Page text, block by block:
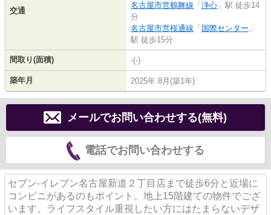
交通
名古屋市営鶴舞線 「 浄心 」駅 徒歩14
分
名古屋市営桜通線 「 国際センター 」
駅 徒歩15分
間取り(面積) -(-)
築年月 2025年 8月(築1年)
メールでお問い合わせする(無料)
電話でお問い合わせする
セブン-イレブン名古屋新道２丁目店まで徒歩6分と近場に
コンビニがあるのもポイント。地上15階建ての物件でござ
います。ライフスタイル重視したい方にはたまらないデザ